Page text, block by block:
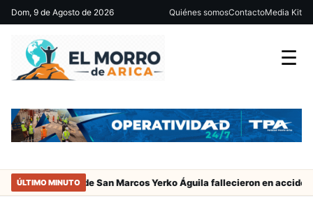
Dom, 9 de Agosto de 2026 Quiénes somosContactoMedia Kit
☰
ÚLTIMO MINUTO
del jugador de San Marcos Yerko Águila fallecieron en